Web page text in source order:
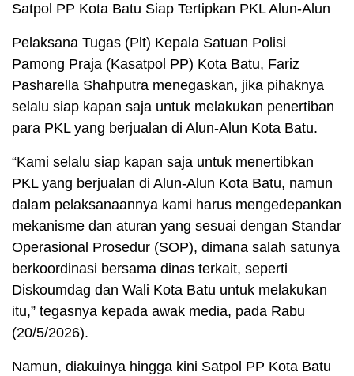
Satpol PP Kota Batu Siap Tertipkan PKL Alun-Alun
Pelaksana Tugas (Plt) Kepala Satuan Polisi
Pamong Praja (Kasatpol PP) Kota Batu, Fariz
Pasharella Shahputra menegaskan, jika pihaknya
selalu siap kapan saja untuk melakukan penertiban
para PKL yang berjualan di Alun-Alun Kota Batu.
“Kami selalu siap kapan saja untuk menertibkan
PKL yang berjualan di Alun-Alun Kota Batu, namun
dalam pelaksanaannya kami harus mengedepankan
mekanisme dan aturan yang sesuai dengan Standar
Operasional Prosedur (SOP), dimana salah satunya
berkoordinasi bersama dinas terkait, seperti
Diskoumdag dan Wali Kota Batu untuk melakukan
itu,” tegasnya kepada awak media, pada Rabu
(20/5/2026).
Namun, diakuinya hingga kini Satpol PP Kota Batu